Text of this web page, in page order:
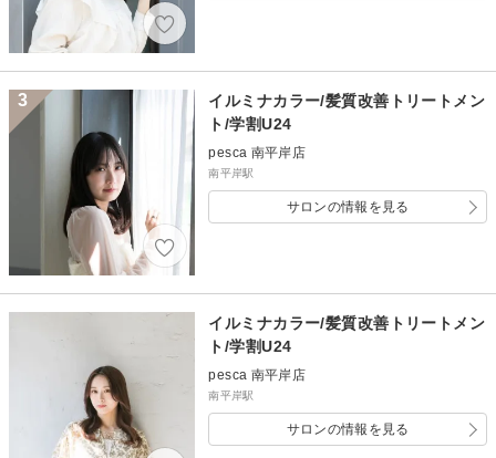
3
イルミナカラー/髪質改善トリートメン
ト/学割U24
pesca 南平岸店
南平岸駅
サロンの情報を見る
イルミナカラー/髪質改善トリートメン
ト/学割U24
pesca 南平岸店
南平岸駅
サロンの情報を見る